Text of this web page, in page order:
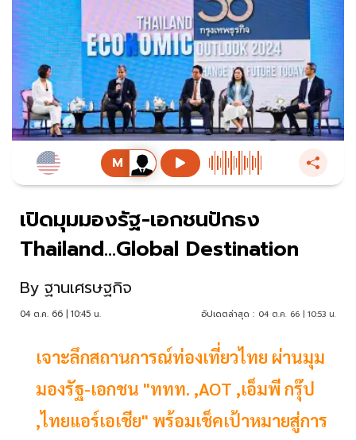
เปิดมุมมองรัฐ-เอกชนปักธง
Thailand...Global Destination
By ฐานเศรษฐกิจ
04 ต.ค. 66 | 10:45 น. อัปเดตล่าสุด : 04 ต.ค. 66 | 10:53 น.
เจาะลึกสถานการณ์ท่องเที่ยวไทย ผ่านมุม
มองรัฐ-เอกชน "ททท. ,AOT ,เอ็มพี กรุ๊ป
,ไทยแอร์เอเชีย" พร้อมเช็คเป้าหมายสู่การ